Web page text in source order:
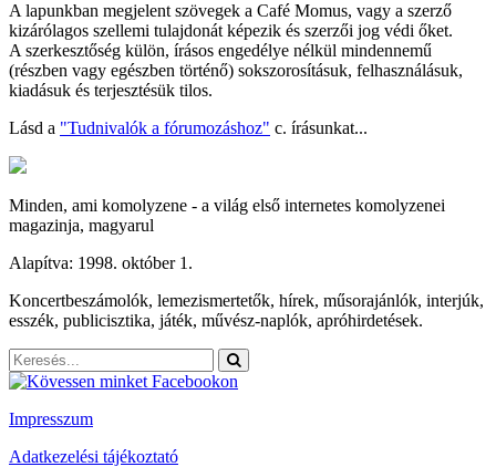
A lapunkban megjelent szövegek a Café Momus, vagy a szerző
kizárólagos szellemi tulajdonát képezik és szerzői jog védi őket.
A szerkesztőség külön, írásos engedélye nélkül mindennemű
(részben vagy egészben történő) sokszorosításuk, felhasználásuk,
kiadásuk és terjesztésük tilos.
Lásd a "Tudnivalók a fórumozáshoz" c. írásunkat...
Minden, ami komolyzene - a világ első internetes komolyzenei
magazinja, magyarul
Alapítva: 1998. október 1.
Koncertbeszámolók, lemezismertetők, hírek, műsorajánlók, interjúk,
esszék, publicisztika, játék, művész-naplók, apróhirdetések.
Impresszum
Adatkezelési tájékoztató